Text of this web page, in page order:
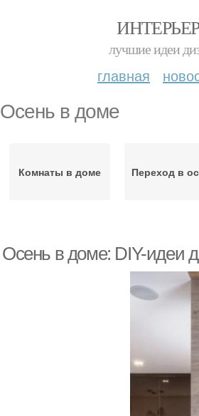
лучшие идеи
главная
Осень в доме
Комнаты в доме Переход в
Осень в доме: DIY-идеи